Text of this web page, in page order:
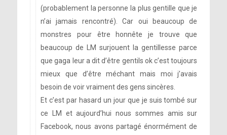
(probablement la personne la plus gentille que je
n’ai jamais rencontré). Car oui beaucoup de
monstres pour être honnête je trouve que
beaucoup de LM surjouent la gentillesse parce
que gaga leur a dit d’être gentils ok c’est toujours
mieux que d’être méchant mais moi j’avais
besoin de voir vraiment des gens sincères.
Et c’est par hasard un jour que je suis tombé sur
ce LM et aujourd’hui nous sommes amis sur
Facebook, nous avons partagé énormément de